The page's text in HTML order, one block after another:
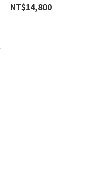
NT$14,800